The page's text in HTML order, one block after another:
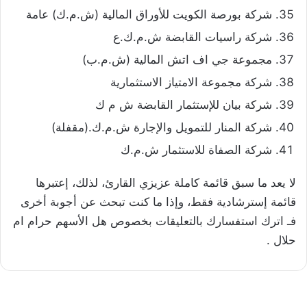
شركة بورصة الكويت للأوراق المالية (ش.م.ك) عامة
شركة راسيات القابضة ش.م.ك.ع
مجموعة جي اف اتش المالية (ش.م.ب)
شركة مجموعة الامتياز الاستثمارية
شركة بيان للإستثمار القابضة ش م ك
شركة المنار للتمويل والإجارة ش.م.ك.(مقفلة)
شركة الصفاة للاستثمار ش.م.ك
لا يعد ما سبق قائمة كاملة عزيزي القارئ، لذلك، إعتبرها
قائمة إسترشادية فقط، وإذا ما كنت تبحث عن أجوبة أخرى
فـ اترك استفسارك بالتعليقات بخصوص هل الأسهم حرام ام
حلال .